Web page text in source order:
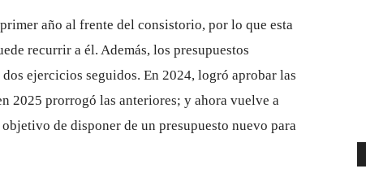
año al frente del consistorio, por lo que esta
recurrir a él. Además, los presupuestos
ejercicios seguidos. En 2024, logró aprobar las
2025 prorrogó las anteriores; y ahora vuelve a
de disponer de un presupuesto nuevo para